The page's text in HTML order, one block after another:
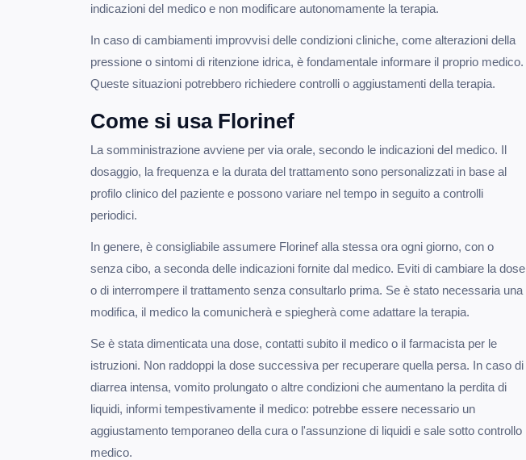
indicazioni del medico e non modificare autonomamente la terapia.
In caso di cambiamenti improvvisi delle condizioni cliniche, come alterazioni della
pressione o sintomi di ritenzione idrica, è fondamentale informare il proprio medico.
Queste situazioni potrebbero richiedere controlli o aggiustamenti della terapia.
Come si usa Florinef
La somministrazione avviene per via orale, secondo le indicazioni del medico. Il
dosaggio, la frequenza e la durata del trattamento sono personalizzati in base al
profilo clinico del paziente e possono variare nel tempo in seguito a controlli
periodici.
In genere, è consigliabile assumere Florinef alla stessa ora ogni giorno, con o
senza cibo, a seconda delle indicazioni fornite dal medico. Eviti di cambiare la dose
o di interrompere il trattamento senza consultarlo prima. Se è stato necessaria una
modifica, il medico la comunicherà e spiegherà come adattare la terapia.
Se è stata dimenticata una dose, contatti subito il medico o il farmacista per le
istruzioni. Non raddoppi la dose successiva per recuperare quella persa. In caso di
diarrea intensa, vomito prolungato o altre condizioni che aumentano la perdita di
liquidi, informi tempestivamente il medico: potrebbe essere necessario un
aggiustamento temporaneo della cura o l'assunzione di liquidi e sale sotto controllo
medico.